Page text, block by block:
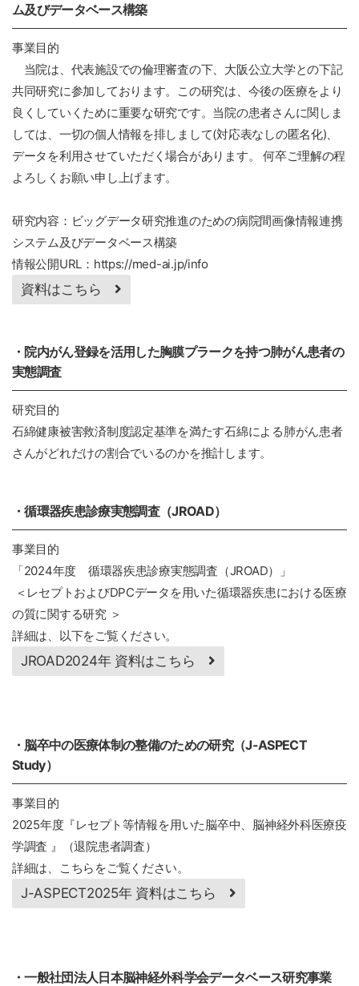
ム及びデータベース構築
事業目的
当院は、代表施設での倫理審査の下、大阪公立大学との下記
共同研究に参加しております。この研究は、今後の医療をより
良くしていくために重要な研究です。当院の患者さんに関しま
しては、一切の個人情報を排しまして(対応表なしの匿名化)、
データを利用させていただく場合があります。 何卒ご理解の程
よろしくお願い申し上げます。
研究内容：ビッグデータ研究推進のための病院間画像情報連携
システム及びデータベース構築
情報公開URL： https://med-ai.jp/info
資料はこちら
・院内がん登録を活用した胸膜プラークを持つ肺がん患者の
実態調査
研究目的
石綿健康被害救済制度認定基準を満たす石綿による肺がん患者
さんがどれだけの割合でいるのかを推計します。
・循環器疾患診療実態調査（JROAD）
事業目的
「2024年度 循環器疾患診療実態調査（JROAD）」
＜レセプトおよびDPCデータを用いた循環器疾患における医療
の質に関する研究 ＞
詳細は、以下をご覧ください。
JROAD2024年 資料はこちら
・脳卒中の医療体制の整備のための研究（J-ASPECT
Study）
事業目的
2025年度『レセプト等情報を用いた脳卒中、脳神経外科医療疫
学調査 』（退院患者調査）
詳細は、こちらをご覧ください。
J-ASPECT2025年 資料はこちら
・一般社団法人日本脳神経外科学会データベース研究事業